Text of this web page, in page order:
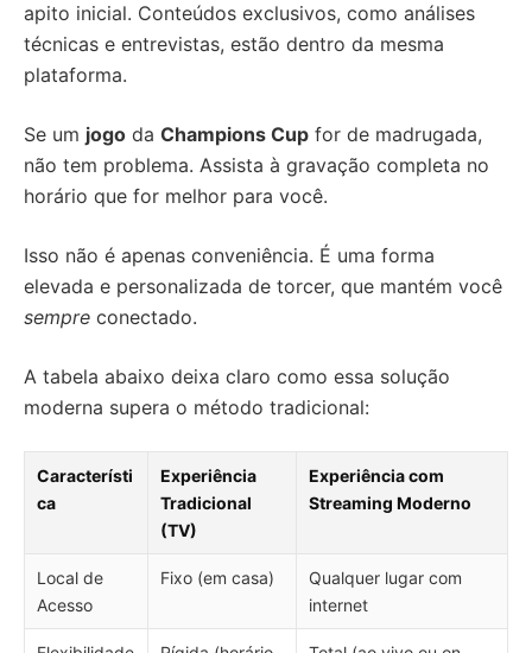
apito inicial. Conteúdos exclusivos, como análises
técnicas e entrevistas, estão dentro da mesma
plataforma.
Se um jogo da Champions Cup for de madrugada,
não tem problema. Assista à gravação completa no
horário que for melhor para você.
Isso não é apenas conveniência. É uma forma
elevada e personalizada de torcer, que mantém você
sempre conectado.
A tabela abaixo deixa claro como essa solução
moderna supera o método tradicional:
Característi
ca
Experiência
Tradicional
(TV)
Experiência com
Streaming Moderno
Local de
Acesso
Fixo (em casa)
Qualquer lugar com
internet